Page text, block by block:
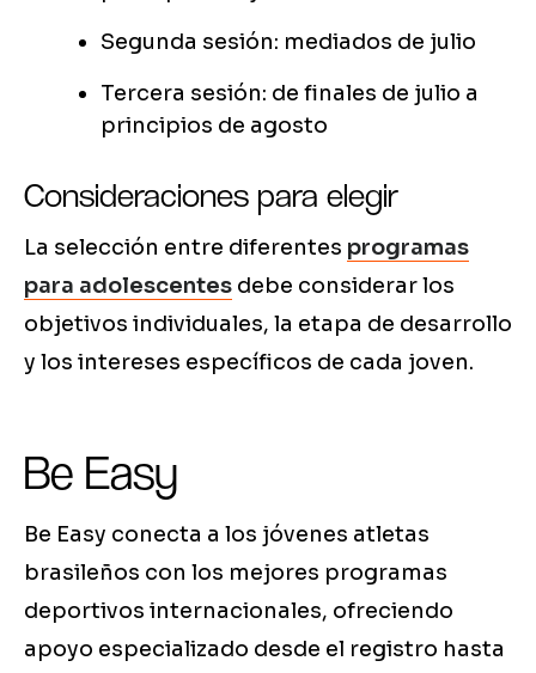
Segunda sesión: mediados de julio
Tercera sesión: de finales de julio a
principios de agosto
Consideraciones para elegir
La selección entre diferentes programas
para adolescentes debe considerar los
objetivos individuales, la etapa de desarrollo
y los intereses específicos de cada joven.
Be Easy
Be Easy conecta a los jóvenes atletas
brasileños con los mejores programas
deportivos internacionales, ofreciendo
apoyo especializado desde el registro hasta